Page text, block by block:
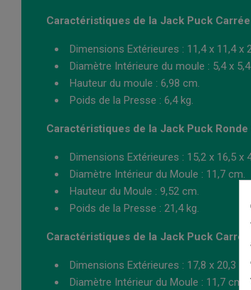
Caractéristiques de la Jack Puck
Dimensions Extérieures : 11,4 x 11,4 x
Diamètre Intérieure du moule : 5,4 x
Hauteur du moule : 6,98 cm.
Poids de la Presse : 6,4 kg.
Caractéristiques de la Jack Puck
Dimensions Extérieures : 15,2 x 16,5 x
Diamètre Intérieur du Moule : 11,7 cm.
Hauteur du Moule : 9,52 cm.
Poids de la Presse : 21,4 kg.
Caractéristiques de la Jack Puck Carrée
Dimensions Extérieures : 17,8 x 20,3 x
Diamètre Intérieur du Moule : 11,7 cm.